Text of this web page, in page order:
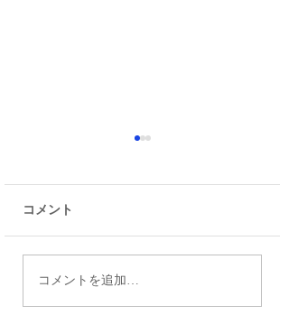
昔は女子が特に倍率高
コメント
コメントを追加…